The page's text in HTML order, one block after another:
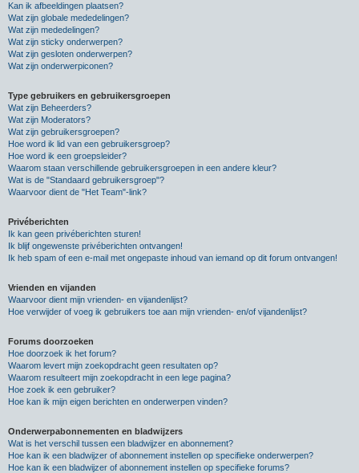
Kan ik afbeeldingen plaatsen?
Wat zijn globale mededelingen?
Wat zijn mededelingen?
Wat zijn sticky onderwerpen?
Wat zijn gesloten onderwerpen?
Wat zijn onderwerpiconen?
Type gebruikers en gebruikersgroepen
Wat zijn Beheerders?
Wat zijn Moderators?
Wat zijn gebruikersgroepen?
Hoe word ik lid van een gebruikersgroep?
Hoe word ik een groepsleider?
Waarom staan verschillende gebruikersgroepen in een andere kleur?
Wat is de "Standaard gebruikersgroep"?
Waarvoor dient de "Het Team"-link?
Privéberichten
Ik kan geen privéberichten sturen!
Ik blijf ongewenste privéberichten ontvangen!
Ik heb spam of een e-mail met ongepaste inhoud van iemand op dit forum ontvangen!
Vrienden en vijanden
Waarvoor dient mijn vrienden- en vijandenlijst?
Hoe verwijder of voeg ik gebruikers toe aan mijn vrienden- en/of vijandenlijst?
Forums doorzoeken
Hoe doorzoek ik het forum?
Waarom levert mijn zoekopdracht geen resultaten op?
Waarom resulteert mijn zoekopdracht in een lege pagina?
Hoe zoek ik een gebruiker?
Hoe kan ik mijn eigen berichten en onderwerpen vinden?
Onderwerpabonnementen en bladwijzers
Wat is het verschil tussen een bladwijzer en abonnement?
Hoe kan ik een bladwijzer of abonnement instellen op specifieke onderwerpen?
Hoe kan ik een bladwijzer of abonnement instellen op specifieke forums?